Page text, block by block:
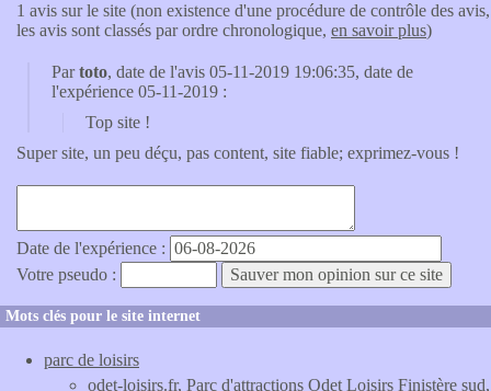
1 avis sur le site (non existence d'une procédure de contrôle des avis,
les avis sont classés par ordre chronologique, en savoir plus)
Partoto, date de l'avis 05-11-2019 19:06:35, date de
l'expérience 05-11-2019 :
Top site !
Super site, un peu déçu, pas content, site fiable; exprimez-vous !
Date de l'expérience :
Votre pseudo :
Mots clés pour le site internet
parc de loisirs
odet-loisirs.fr, Parc d'attractions Odet Loisirs Finistère sud,